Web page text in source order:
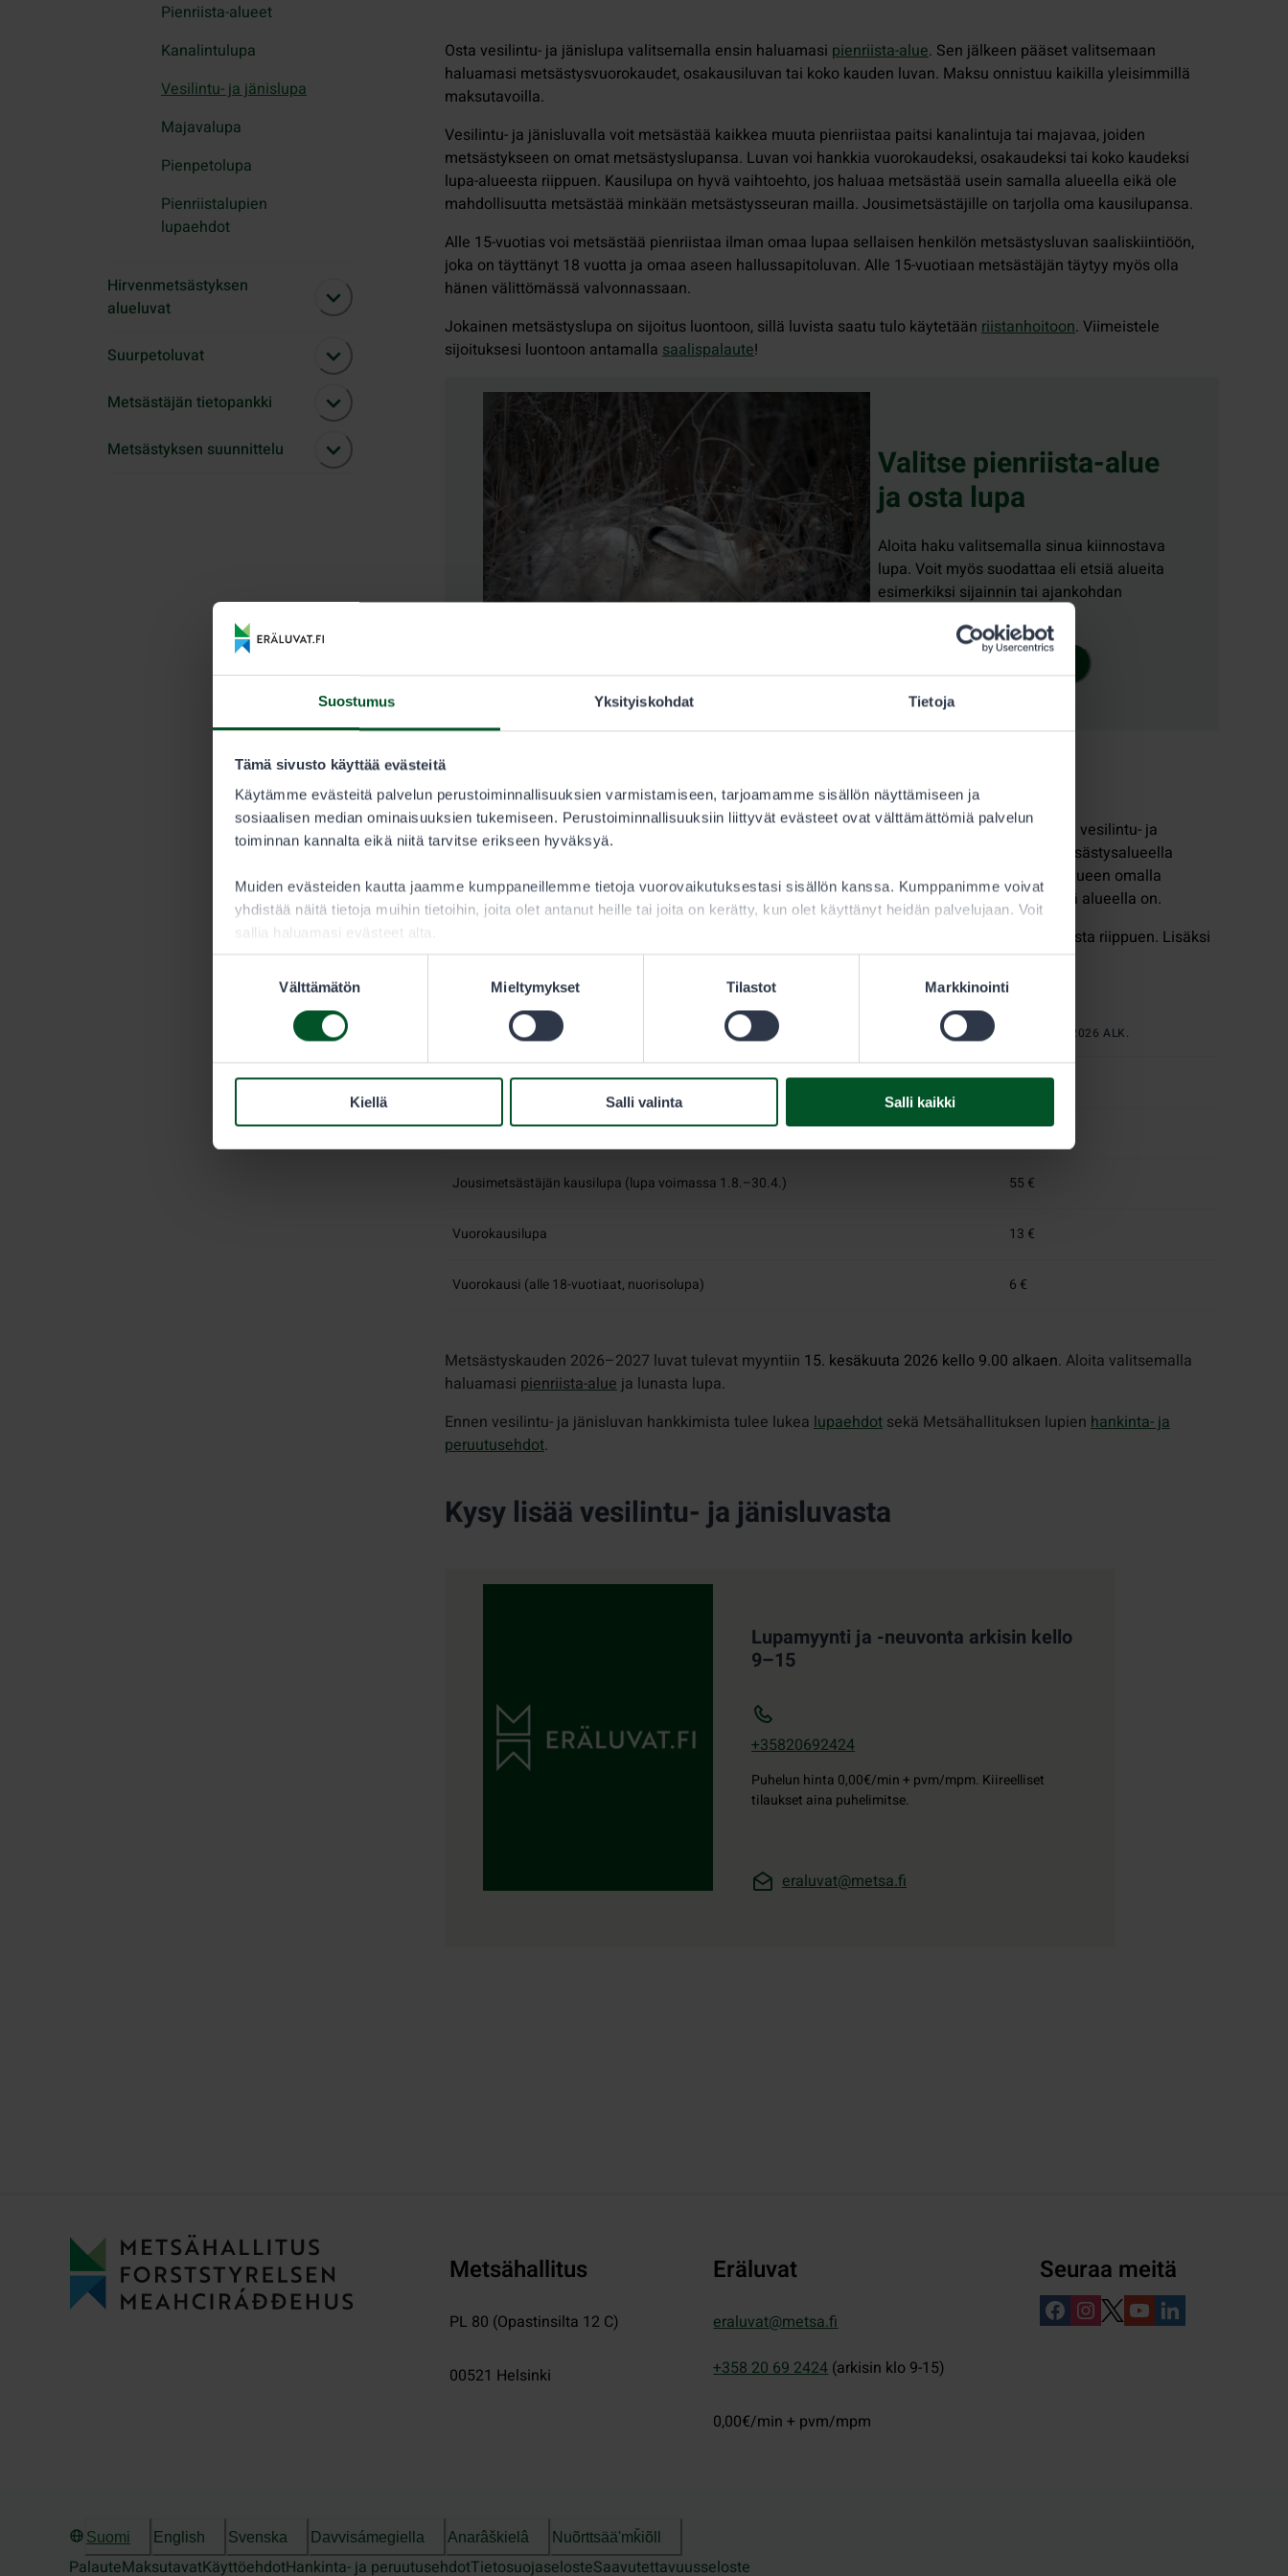
Suostumus Yksityiskohdat Tietoja
Tämä sivusto käyttää evästeitä
Käytämme evästeitä palvelun perustoiminnallisuuksien varmistamiseen, tarjoamamme sisällön näyttämiseen ja
sosiaalisen median ominaisuuksien tukemiseen. Perustoiminnallisuuksiin liittyvät evästeet ovat välttämättömiä palvelun
toiminnan kannalta eikä niitä tarvitse erikseen hyväksyä.
Muiden evästeiden kautta jaamme kumppaneillemme tietoja vuorovaikutuksestasi sisällön kanssa. Kumppanimme voivat
yhdistää näitä tietoja muihin tietoihin, joita olet antanut heille tai joita on kerätty, kun olet käyttänyt heidän palvelujaan. Voit
sallia haluamasi evästeet alta.
Välttämätön Mieltymykset Tilastot Markkinointi
Kiellä Salli valinta Salli kaikki
Pienriista-alueet
Kanalintulupa
Vesilintu- ja jänislupa
Majavalupa
Pienpetolupa
Pienriistalupien
lupaehdot
Hirvenmetsästyksen
alueluvat
Suurpetoluvat
Metsästäjän tietopankki
Metsästyksen suunnittelu
Osta vesilintu- ja jänislupa valitsemalla ensin haluamasi pienriista-alue. Sen jälkeen pääset valitsemaan
haluamasi metsästysvuorokaudet, osakausiluvan tai koko kauden luvan. Maksu onnistuu kaikilla yleisimmillä
maksutavoilla.
Vesilintu- ja jänisluvalla voit metsästää kaikkea muuta pienriistaa paitsi kanalintuja tai majavaa, joiden
metsästykseen on omat metsästyslupansa. Luvan voi hankkia vuorokaudeksi, osakaudeksi tai koko kaudeksi
lupa-alueesta riippuen. Kausilupa on hyvä vaihtoehto, jos haluaa metsästää usein samalla alueella eikä ole
mahdollisuutta metsästää minkään metsästysseuran mailla. Jousimetsästäjille on tarjolla oma kausilupansa.
Alle 15-vuotias voi metsästää pienriistaa ilman omaa lupaa sellaisen henkilön metsästysluvan saaliskiintiöön,
joka on täyttänyt 18 vuotta ja omaa aseen hallussapitoluvan. Alle 15-vuotiaan metsästäjän täytyy myös olla
hänen välittömässä valvonnassaan.
Jokainen metsästyslupa on sijoitus luontoon, sillä luvista saatu tulo käytetään riistanhoitoon. Viimeistele
sijoituksesi luontoon antamalla saalispalaute!
Valitse pienriista-alue
ja osta lupa
Aloita haku valitsemalla sinua kiinnostava
lupa. Voit myös suodattaa eli etsiä alueita
esimerkiksi sijainnin tai ajankohdan
Hinnat
Metsästyksen kestävyyden varmistamiseksi jokaiselle lupa-alueelle on määritelty myytävien vesilintu- ja
jänislupien enimmäismäärä. Lupia myydään, kunnes tämä määrä saavutetaan. Kullakin metsästysalueella
vesilintu- ja jänisluvilla on tietyt saaliskiintiöt, jotka lukevat alueen lupaehdoissa metsästysalueen omalla
esittelysivulla. Samalla verkkosivulla lukevat myös metsästysalueen erityisehdot, mikäli niitä alueella on.
Vesilintu- ja jänisluvan voi hankkia vuorokaudeksi, osakaudeksi tai koko kaudeksi lupa-alueesta riippuen. Lisäksi
valittavana on alle 18-vuotiaan nuorisolupa sekä jousimetsästäjän kausilupa.
HINTA 1.1.2026 ALK.
Kausilupa (lupa voimassa 1.8.–30.4.) 99 €
Osakausilupa (lupa voimassa 1.11.–30.4.) 77 €
Jousimetsästäjän kausilupa (lupa voimassa 1.8.–30.4.) 55 €
Vuorokausilupa 13 €
Vuorokausi (alle 18-vuotiaat, nuorisolupa) 6 €
Metsästyskauden 2026–2027 luvat tulevat myyntiin 15. kesäkuuta 2026 kello 9.00 alkaen. Aloita valitsemalla
haluamasi pienriista-alue ja lunasta lupa.
Ennen vesilintu- ja jänisluvan hankkimista tulee lukea lupaehdot sekä Metsähallituksen lupien hankinta- ja
peruutusehdot.
Kysy lisää vesilintu- ja jänisluvasta
Lupamyynti ja -neuvonta arkisin kello
9–15
+35820692424
Puhelun hinta 0,00€/min + pvm/mpm. Kiireelliset
tilaukset aina puhelimitse.
eraluvat@metsa.fi
Metsähallitus
PL 80 (Opastinsilta 12 C)
00521 Helsinki
Eräluvat
eraluvat@metsa.fi
+358 20 69 2424(arkisin klo 9-15)
0,00€/min + pvm/mpm
Seuraa meitä
Suomi English Svenska Davvisámegiella Anarâškielâ Nuõrttsääʹmǩiõll
PalauteMaksutavatKäyttöehdotHankinta- ja peruutusehdotTietosuojaselosteSaavutettavuusseloste